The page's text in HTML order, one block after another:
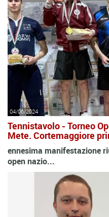
04/06/2024
Tennistavolo - Torneo
Mete. Cortemaggiore
ennesima manifestazione
open nazio...